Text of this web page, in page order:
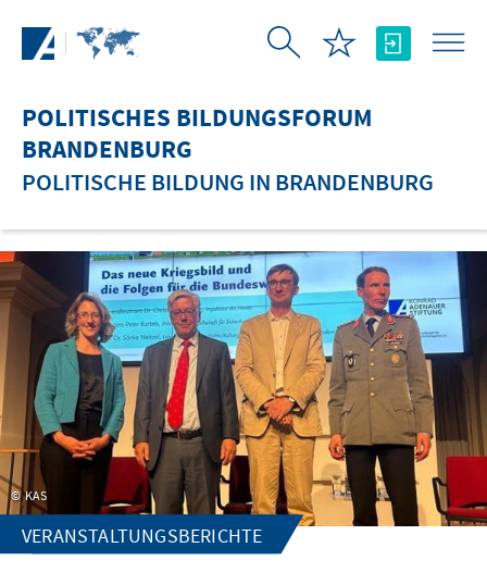
POLITISCHES BILDUNGSFORUM
BRANDENBURG
POLITISCHE BILDUNG IN BRANDENBURG
KAS
VERANSTALTUNGSBERICHTE